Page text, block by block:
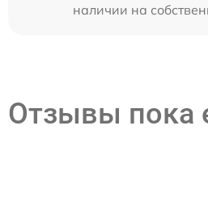
наличии на
Отзывы пока